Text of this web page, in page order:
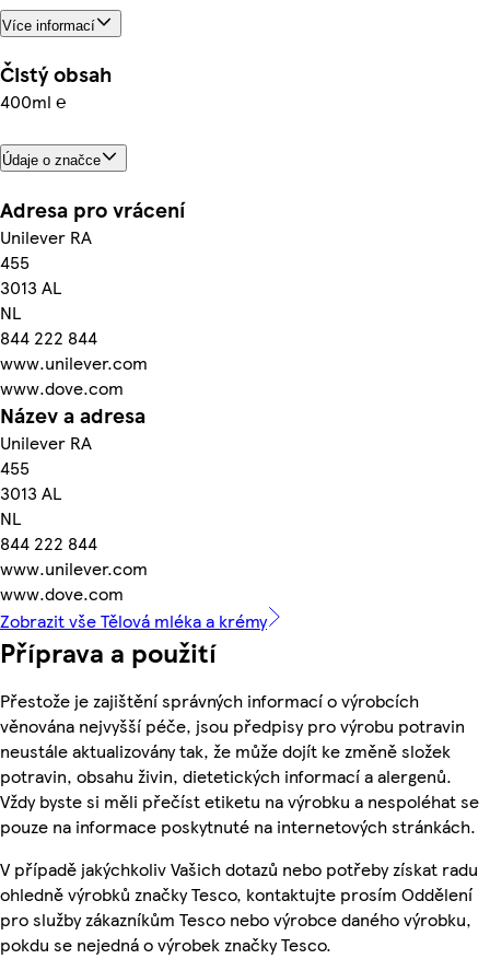
Více informací
Čistý obsah
400ml ℮
Údaje o značce
Adresa pro vrácení
Unilever RA
455
3013 AL
NL
844 222 844
www.unilever.com
www.dove.com
Název a adresa
Unilever RA
455
3013 AL
NL
844 222 844
www.unilever.com
www.dove.com
Zobrazit vše Tělová mléka a krémy
Příprava a použití
Přestože je zajištění správných informací o výrobcích
věnována nejvyšší péče, jsou předpisy pro výrobu potravin
neustále aktualizovány tak, že může dojít ke změně složek
potravin, obsahu živin, dietetických informací a alergenů.
Vždy byste si měli přečíst etiketu na výrobku a nespoléhat se
pouze na informace poskytnuté na internetových stránkách.
V případě jakýchkoliv Vašich dotazů nebo potřeby získat radu
ohledně výrobků značky Tesco, kontaktujte prosím Oddělení
pro služby zákazníkům Tesco nebo výrobce daného výrobku,
pokdu se nejedná o výrobek značky Tesco.